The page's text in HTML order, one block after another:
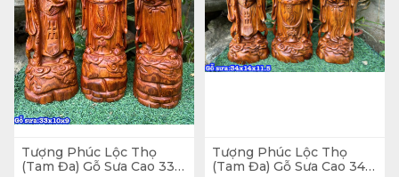
Tượng Phúc Lộc Thọ
(Tam Đa) Gỗ Sưa Cao 33
Tượng Phúc Lộc Thọ
(Tam Đa) Gỗ Sưa Cao 34